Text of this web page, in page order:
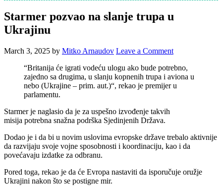
Starmer pozvao na slanje trupa u
Ukrajinu
March 3, 2025 by Mitko Arnaudov Leave a Comment
“Britanija će igrati vodeću ulogu ako bude potrebno,
zajedno sa drugima, u slanju kopnenih trupa i aviona u
nebo (Ukrajine – prim. aut.)“, rekao je premijer u
parlamentu.
Starmer je naglasio da je za uspešno izvođenje takvih
misija potrebna snažna podrška Sjedinjenih Država.
Dodao je i da bi u novim uslovima evropske države trebalo aktivnije
da razvijaju svoje vojne sposobnosti i koordinaciju, kao i da
povećavaju izdatke za odbranu.
Pored toga, rekao je da će Evropa nastaviti da isporučuje oružje
Ukrajini nakon što se postigne mir.